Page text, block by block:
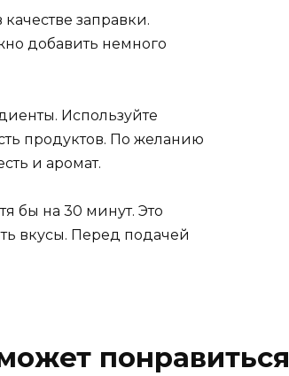
качестве заправки.
добавить немного
Используйте
продуктов. По желанию
и аромат.
бы на 30 минут. Это
вкусы. Перед подачей
понравиться